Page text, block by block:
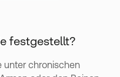
festgestellt?
unter chronischen